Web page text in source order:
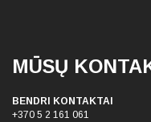
MŪSŲ
BENDRI KONTAKTAI
+370 5 2 161 061